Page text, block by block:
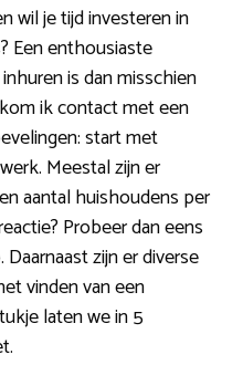
wil je tijd investeren in
Een enthousiaste
is dan misschien
ik contact met een
start met
Meestal zijn er
aantal huishoudens per
Probeer dan eens
zijn er diverse
vinden van een
laten we in 5